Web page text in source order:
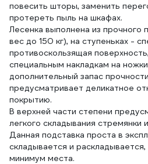
повесить шторы, заменить
протереть пыль на шкафах.
Лесенка выполнена из прочного
вес до 150 кг), на ступеньках -
противоскользящая
специальным накладкам на
дополнительный запас
предусматривает деликатное
покрытию.
В верхней части степени
легкого складывания стремянки
Данная подставка проста в
складывается и
минимум места.